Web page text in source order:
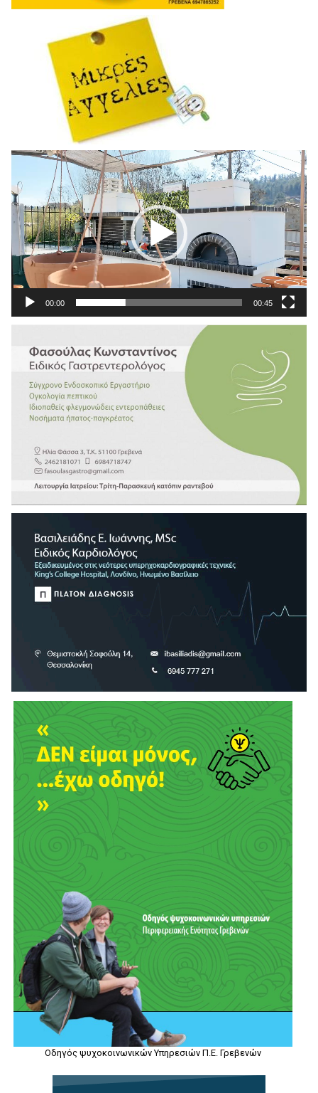
Πρόγραμμα
Αναπαραγωγής
Βίντεο
00:00 00:45
Οδηγός ψυχοκοινωνικών Υπηρεσιών Π.Ε. Γρεβενών